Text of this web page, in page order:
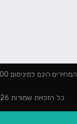
כל הזכויות שמורות 2026 ©